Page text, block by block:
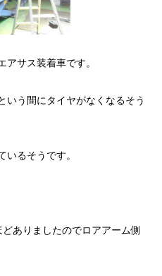
サス装着車です。
いう間にタイヤがなくなるそう
るそうです。
ありましたのでロアアーム側